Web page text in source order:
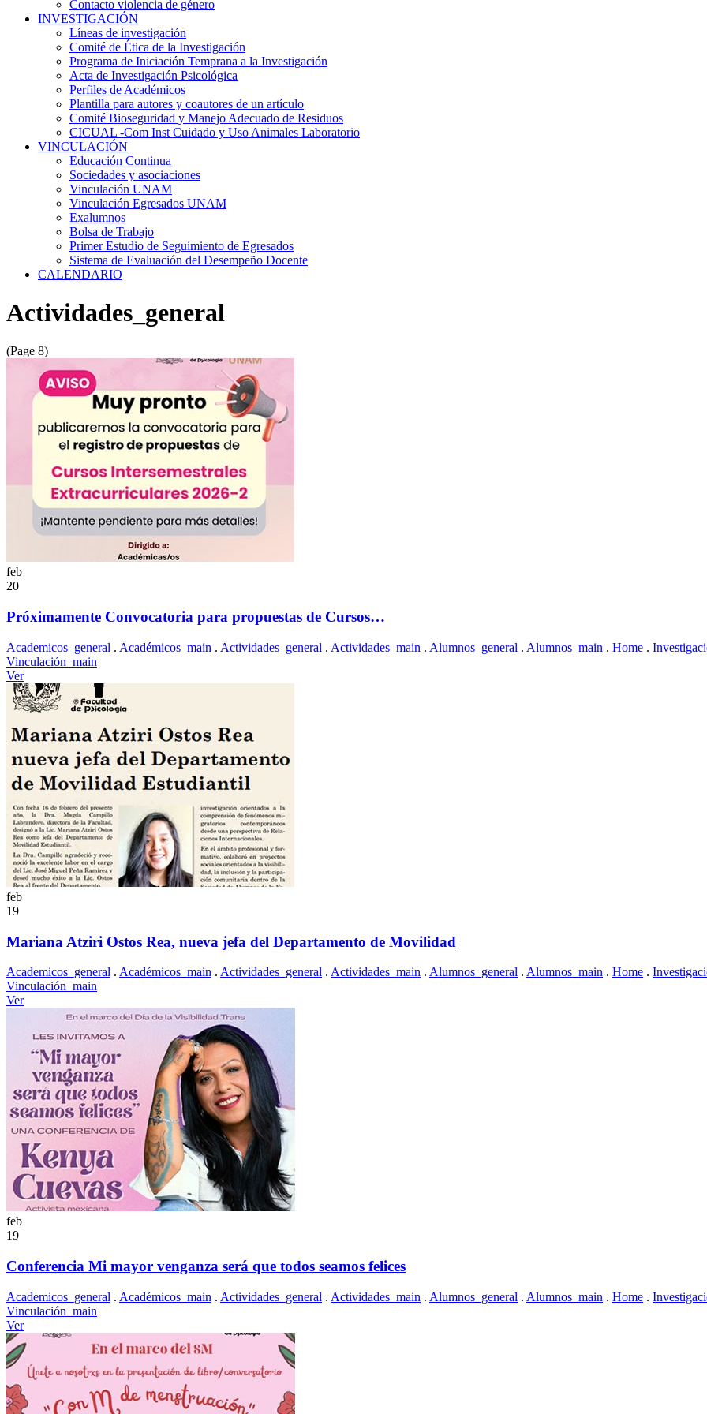
Contacto violencia de género
INVESTIGACIÓN
Líneas de investigación
Comité de Ética de la Investigación
Programa de Iniciación Temprana a la Investigación
Acta de Investigación Psicológica
Perfiles de Académicos
Plantilla para autores y coautores de un artículo
Comité Bioseguridad y Manejo Adecuado de Residuos
CICUAL -Com Inst Cuidado y Uso Animales Laboratorio
VINCULACIÓN
Educación Continua
Sociedades y asociaciones
Vinculación UNAM
Vinculación Egresados UNAM
Exalumnos
Bolsa de Trabajo
Primer Estudio de Seguimiento de Egresados
Sistema de Evaluación del Desempeño Docente
CALENDARIO
Actividades_general
(Page 8)
feb
20
Próximamente Convocatoria para propuestas de Cursos…
Academicos_general . Académicos_main . Actividades_general . Actividades_main . Alumnos_general . Alumnos_main . Home .
Vinculación_main
Ver
feb
19
Mariana Atziri Ostos Rea, nueva jefa del Departamento de Movilidad
Academicos_general . Académicos_main . Actividades_general . Actividades_main . Alumnos_general . Alumnos_main . Home .
Vinculación_main
Ver
feb
19
Conferencia Mi mayor venganza será que todos seamos felices
Academicos_general . Académicos_main . Actividades_general . Actividades_main . Alumnos_general . Alumnos_main . Home .
Vinculación_main
Ver